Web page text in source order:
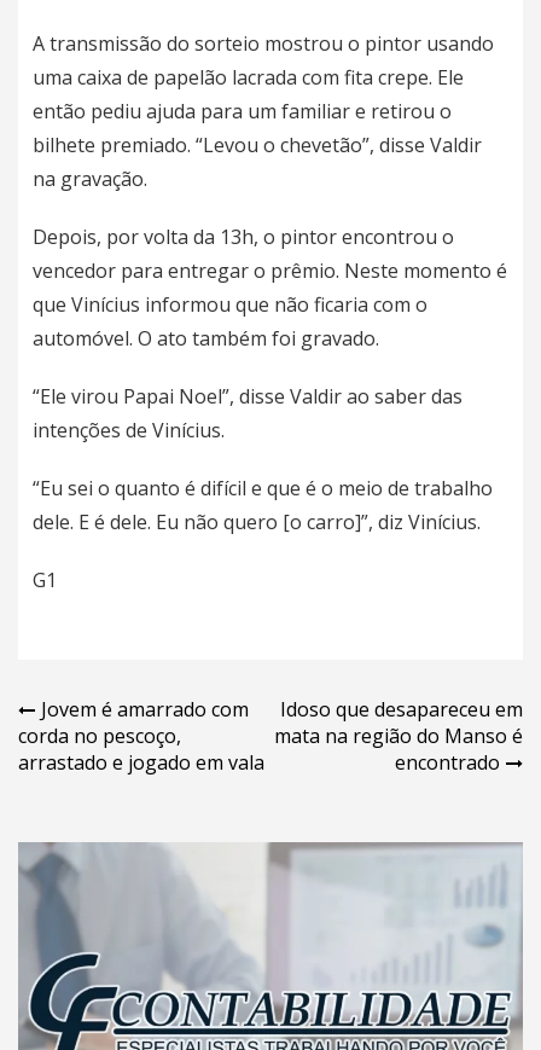
A transmissão do sorteio mostrou o pintor usando
uma caixa de papelão lacrada com fita crepe. Ele
então pediu ajuda para um familiar e retirou o
bilhete premiado. “Levou o chevetão”, disse Valdir
na gravação.
Depois, por volta da 13h, o pintor encontrou o
vencedor para entregar o prêmio. Neste momento é
que Vinícius informou que não ficaria com o
automóvel. O ato também foi gravado.
“Ele virou Papai Noel”, disse Valdir ao saber das
intenções de Vinícius.
“Eu sei o quanto é difícil e que é o meio de trabalho
dele. E é dele. Eu não quero [o carro]”, diz Vinícius.
G1
Navegação
de
Jovem é amarrado com
corda no pescoço,
arrastado e jogado em vala
Idoso que desapareceu em
mata na região do Manso é
encontrado